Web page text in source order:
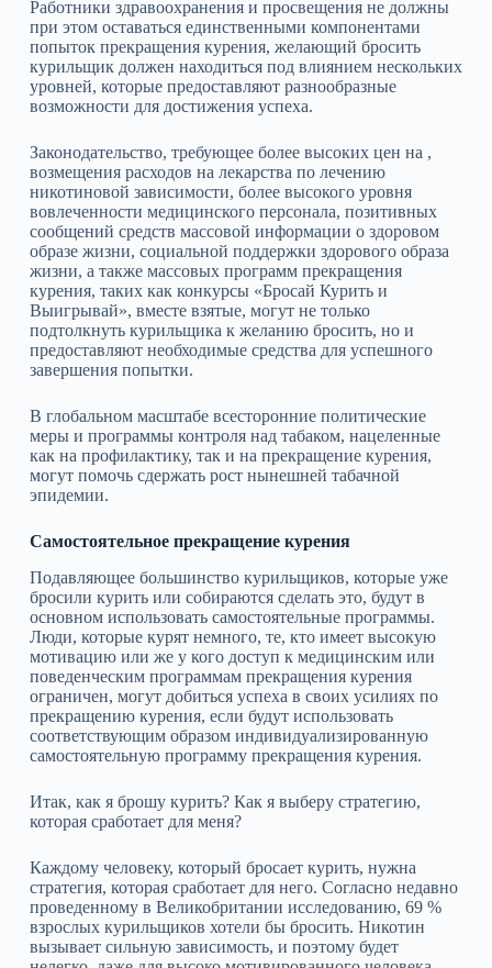
Работники здравоохранения и просвещения не должны
при этом оставаться единственными компонентами
попыток прекращения курения, желающий бросить
курильщик должен находиться под влиянием нескольких
уровней, которые предоставляют разнообразные
возможности для достижения успеха.
Законодательство, требующее более высоких цен на ,
возмещения расходов на лекарства по лечению
никотиновой зависимости, более высокого уровня
вовлеченности медицинского персонала, позитивных
сообщений средств массовой информации о здоровом
образе жизни, социальной поддержки здорового образа
жизни, а также массовых программ прекращения
курения, таких как конкурсы «Бросай Курить и
Выигрывай», вместе взятые, могут не только
подтолкнуть курильщика к желанию бросить, но и
предоставляют необходимые средства для успешного
завершения попытки.
В глобальном масштабе всесторонние политические
меры и программы контроля над табаком, нацеленные
как на профилактику, так и на прекращение курения,
могут помочь сдержать рост нынешней табачной
эпидемии.
Самостоятельное прекращение курения
Подавляющее большинство курильщиков, которые уже
бросили курить или собираются сделать это, будут в
основном использовать самостоятельные программы.
Люди, которые курят немного, те, кто имеет высокую
мотивацию или же у кого доступ к медицинским или
поведенческим программам прекращения курения
ограничен, могут добиться успеха в своих усилиях по
прекращению курения, если будут использовать
соответствующим образом индивидуализированную
самостоятельную программу прекращения курения.
Итак, как я брошу курить? Как я выберу стратегию,
которая сработает для меня?
Каждому человеку, который бросает курить, нужна
стратегия, которая сработает для него. Согласно недавно
проведенному в Великобритании исследованию, 69 %
взрослых курильщиков хотели бы бросить. Никотин
вызывает сильную зависимость, и поэтому будет